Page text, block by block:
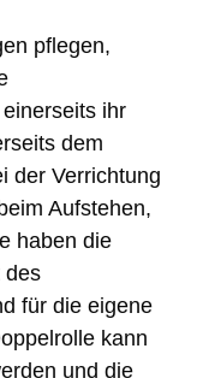
pflegen,
ihr
dem
der Verrichtung
Aufstehen,
haben die
des
für die eigene
kann
und die